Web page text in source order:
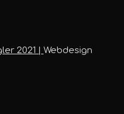
2021 | Webdesign